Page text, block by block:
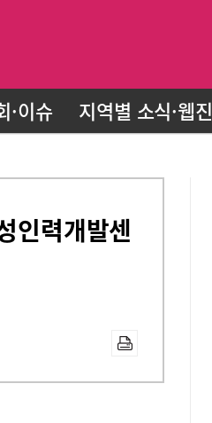
·이슈 지역별 소식·웹진
인력개발센